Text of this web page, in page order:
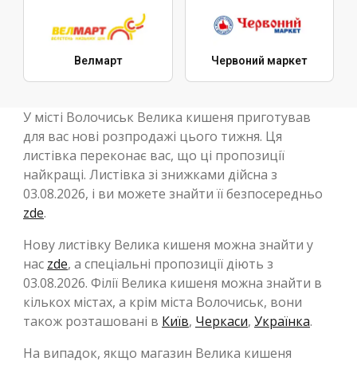
Велмарт Червоний маркет
У місті Волочиськ Велика кишеня приготував
для вас нові розпродажі цього тижня. Ця
листівка переконає вас, що ці пропозиції
найкращі. Листівка зі знижками дійсна з
03.08.2026, і ви можете знайти її безпосередньо
zde.
Нову листівку Велика кишеня можна знайти у
нас zde, а спеціальні пропозиції діють з
03.08.2026. Філії Велика кишеня можна знайти в
кількох містах, а крім міста Волочиськ, вони
також розташовані в Київ, Черкаси, Українка.
На випадок, якщо магазин Велика кишеня